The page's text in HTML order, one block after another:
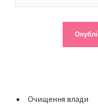
Очищення влади